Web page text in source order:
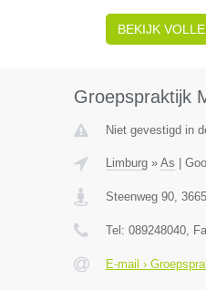
BEKIJK
Groepspraktijk
Niet gevestigd in
Limburg» As
Steenweg 90, 3665
Tel: 089248040,
E-mail ›